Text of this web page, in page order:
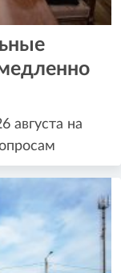
августа на